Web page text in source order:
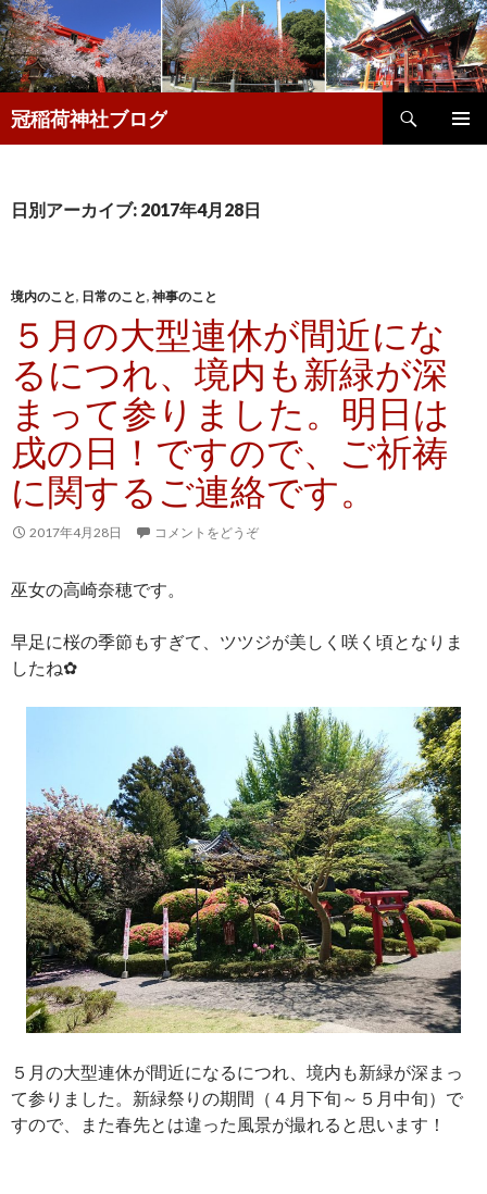
冠稲荷神社ブログ
索
ン
動
日別アーカイブ: 2017年4月28日
境内のこと, 日常のこと, 神事のこと
５月の大型連休が間近にな
るにつれ、境内も新緑が深
まって参りました。明日は
戌の日！ですので、ご祈祷
に関するご連絡です。
2017年4月28日 コメントをどうぞ
巫女の高崎奈穂です。
早足に桜の季節もすぎて、ツツジが美しく咲く頃となりま
したね✿
５月の大型連休が間近になるにつれ、境内も新緑が深まっ
て参りました。新緑祭りの期間（４月下旬～５月中旬）で
すので、また春先とは違った風景が撮れると思います！